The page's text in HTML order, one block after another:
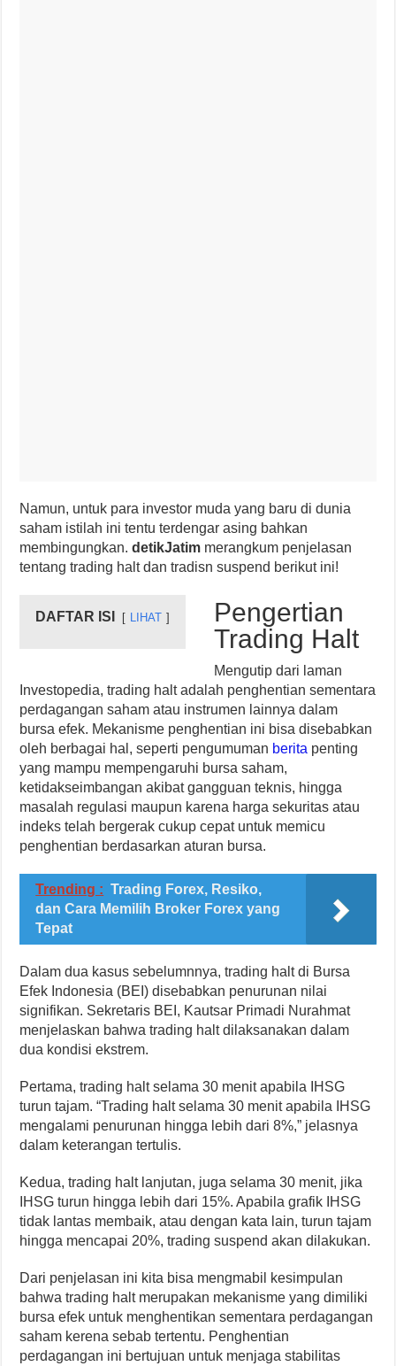
Namun, untuk para investor muda yang baru di dunia
saham istilah ini tentu terdengar asing bahkan
membingungkan.detikJatim merangkum penjelasan
tentang trading halt dan tradisn suspend berikut ini!
DAFTAR ISI LIHAT
Pengertian
Trading Halt
Mengutip dari laman
Investopedia, trading halt adalah penghentian sementara
perdagangan saham atau instrumen lainnya dalam
bursa efek. Mekanisme penghentian ini bisa disebabkan
oleh berbagai hal, seperti pengumuman berita penting
yang mampu mempengaruhi bursa saham,
ketidakseimbangan akibat gangguan teknis, hingga
masalah regulasi maupun karena harga sekuritas atau
indeks telah bergerak cukup cepat untuk memicu
penghentian berdasarkan aturan bursa.
Trending : Trading Forex, Resiko,
dan Cara Memilih Broker Forex yang
Tepat
Dalam dua kasus sebelumnnya, trading halt di Bursa
Efek Indonesia (BEI) disebabkan penurunan nilai
signifikan. Sekretaris BEI, Kautsar Primadi Nurahmat
menjelaskan bahwa trading halt dilaksanakan dalam
dua kondisi ekstrem.
Pertama, trading halt selama 30 menit apabila IHSG
turun tajam. “Trading halt selama 30 menit apabila IHSG
mengalami penurunan hingga lebih dari 8%,” jelasnya
dalam keterangan tertulis.
Kedua, trading halt lanjutan, juga selama 30 menit, jika
IHSG turun hingga lebih dari 15%. Apabila grafik IHSG
tidak lantas membaik, atau dengan kata lain, turun tajam
hingga mencapai 20%, trading suspend akan dilakukan.
Dari penjelasan ini kita bisa mengmabil kesimpulan
bahwa trading halt merupakan mekanisme yang dimiliki
bursa efek untuk menghentikan sementara perdagangan
saham kerena sebab tertentu. Penghentian
perdagangan ini bertujuan untuk menjaga stabilitas